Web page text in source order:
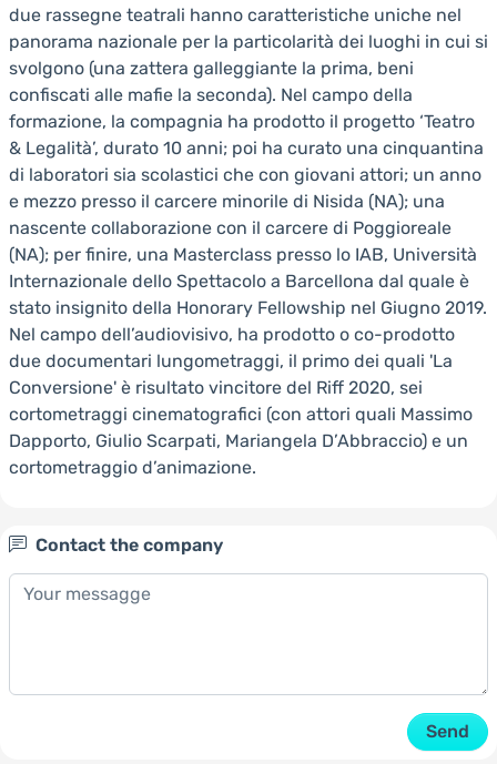
due rassegne teatrali hanno caratteristiche uniche nel
panorama nazionale per la particolarità dei luoghi in cui si
svolgono (una zattera galleggiante la prima, beni
confiscati alle mafie la seconda). Nel campo della
formazione, la compagnia ha prodotto il progetto ‘Teatro
& Legalità’, durato 10 anni; poi ha curato una cinquantina
di laboratori sia scolastici che con giovani attori; un anno
e mezzo presso il carcere minorile di Nisida (NA); una
nascente collaborazione con il carcere di Poggioreale
(NA); per finire, una Masterclass presso lo IAB, Università
Internazionale dello Spettacolo a Barcellona dal quale è
stato insignito della Honorary Fellowship nel Giugno 2019.
Nel campo dell’audiovisivo, ha prodotto o co-prodotto
due documentari lungometraggi, il primo dei quali 'La
Conversione' è risultato vincitore del Riff 2020, sei
cortometraggi cinematografici (con attori quali Massimo
Dapporto, Giulio Scarpati, Mariangela D’Abbraccio) e un
cortometraggio d’animazione.
Contact the company
Send